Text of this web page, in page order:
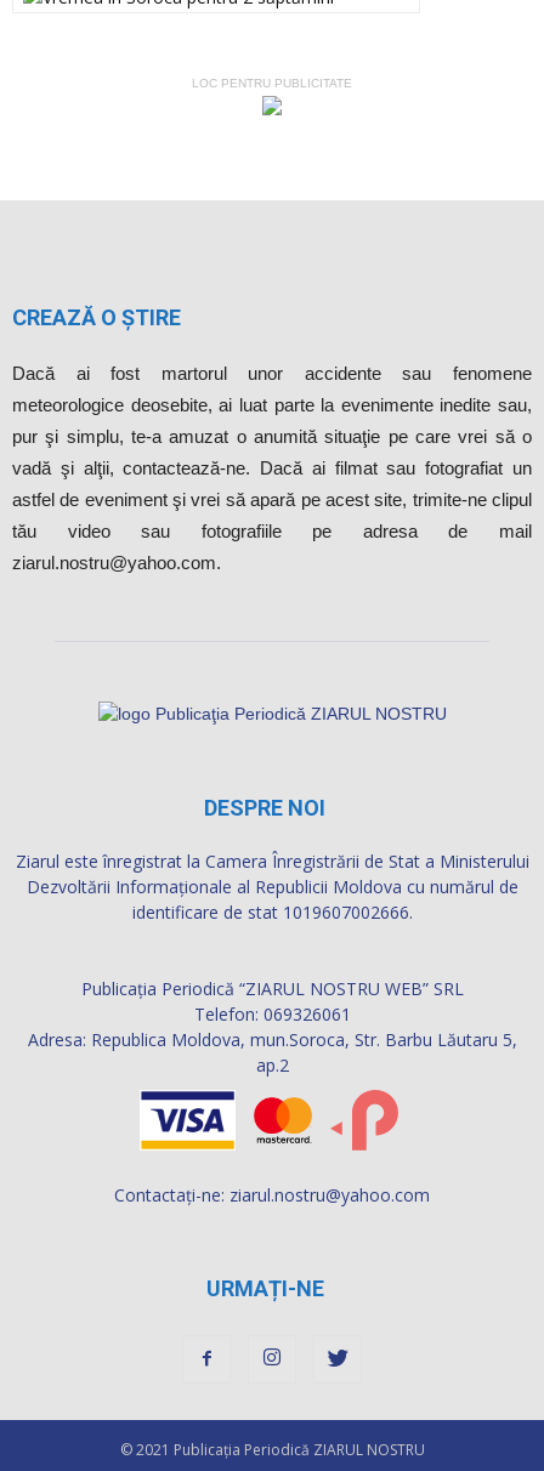
LOC PENTRU PUBLICITATE
CREAZĂ O ȘTIRE
Dacă ai fost martorul unor accidente sau fenomene
meteorologice deosebite, ai luat parte la evenimente inedite sau,
pur şi simplu, te-a amuzat o anumită situaţie pe care vrei să o
vadă şi alţii, contactează-ne. Dacă ai filmat sau fotografiat un
astfel de eveniment şi vrei să apară pe acest site, trimite-ne clipul
tău video sau fotografiile pe adresa de mail
ziarul.nostru@yahoo.com.
DESPRE NOI
Ziarul este înregistrat la Camera Înregistrării de Stat a Ministerului
Dezvoltării Informaţionale al Republicii Moldova cu numărul de
identificare de stat 1019607002666.
Publicația Periodică “ZIARUL NOSTRU WEB” SRL
Telefon: 069326061
Adresa: Republica Moldova, mun.Soroca, Str. Barbu Lăutaru 5,
ap.2
Contactați-ne: ziarul.nostru@yahoo.com
URMAȚI-NE
© 2021 Publicaţia Periodică ZIARUL NOSTRU